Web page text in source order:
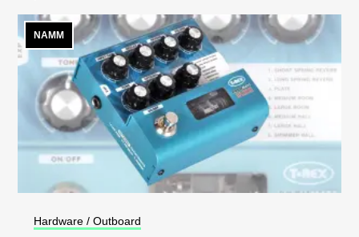
NAMM
Hardware / Outboard